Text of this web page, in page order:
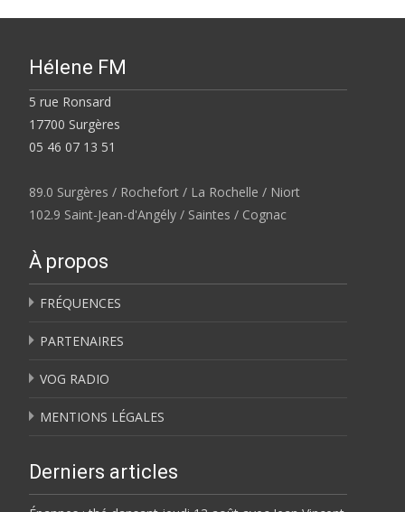
Hélene FM
5 rue Ronsard
17700 Surgères
05 46 07 13 51
89.0 Surgères / Rochefort / La Rochelle / Niort
102.9 Saint-Jean-d'Angély / Saintes / Cognac
À propos
FRÉQUENCES
PARTENAIRES
VOG RADIO
MENTIONS LÉGALES
Derniers articles